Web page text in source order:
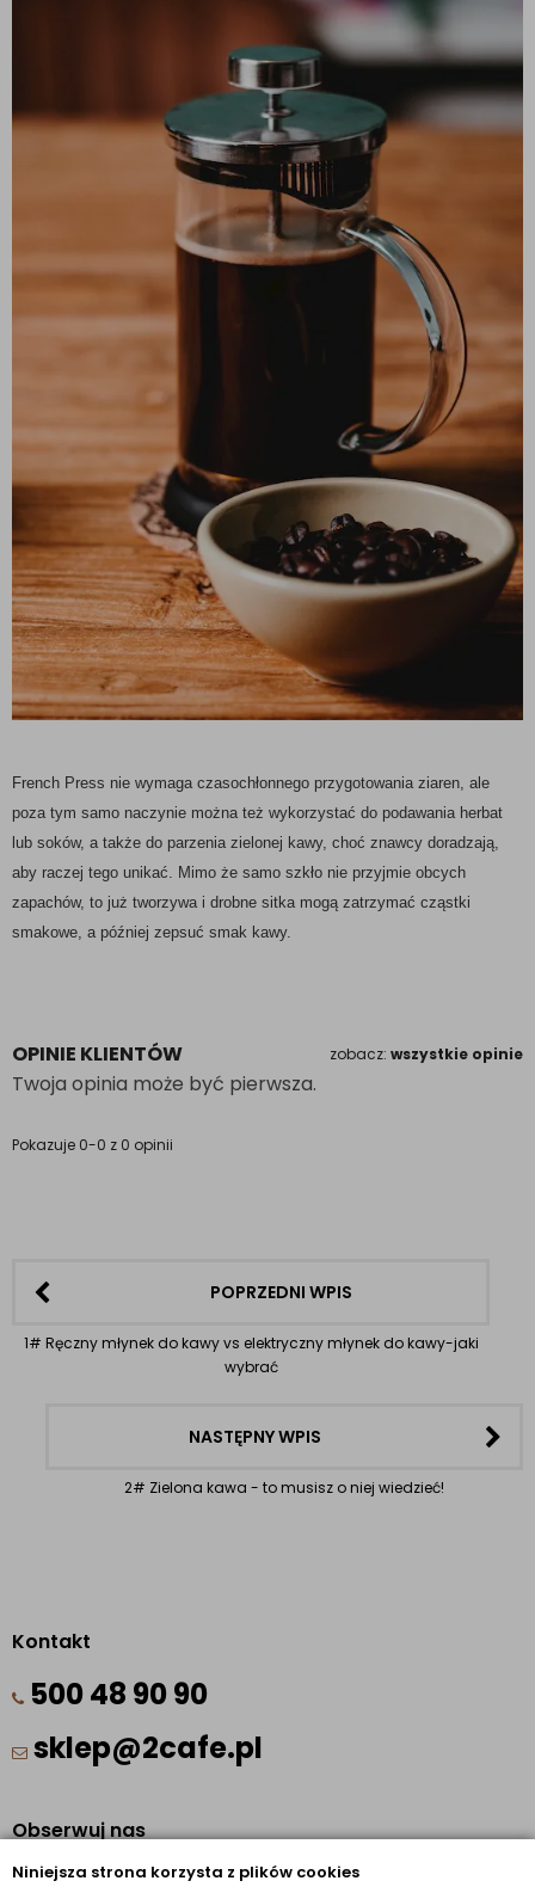
Niniejsza strona korzysta z plików cookies
French Press nie wymaga czasochłonnego przygotowania ziaren, ale
poza tym samo naczynie można też wykorzystać do podawania herbat
lub soków, a także do parzenia zielonej kawy, choć znawcy doradzają,
aby raczej tego unikać. Mimo że samo szkło nie przyjmie obcych
zapachów, to już tworzywa i drobne sitka mogą zatrzymać cząstki
smakowe, a później zepsuć smak kawy.
OPINIE KLIENTÓW zobacz: wszystkie opinie
Twoja opinia może być pierwsza.
Pokazuje 0-0 z 0 opinii
POPRZEDNI WPIS
1# Ręczny młynek do kawy vs elektryczny młynek do kawy-jaki
wybrać
NASTĘPNY WPIS
2# Zielona kawa - to musisz o niej wiedzieć!
Kontakt
500 48 90 90
sklep@2cafe.pl
Obserwuj nas
Facebook